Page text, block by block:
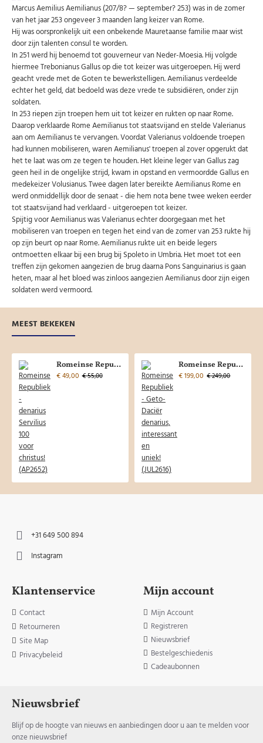
Uw
email
AANMELDEN
Uw gegevens worden niet gedeeld met derden
Niet meer opnieuw tonen.
Marcus Aemilius Aemilianus (207/8? — september? 253) was in de zomer
van het jaar 253 ongeveer 3 maanden lang keizer van Rome.
Hij was oorspronkelijk uit een onbekende Mauretaanse familie maar wist
door zijn talenten consul te worden.
In 251 werd hij benoemd tot gouverneur van Neder-Moesia. Hij volgde
hiermee Trebonianus Gallus op die tot keizer was uitgeroepen. Hij werd
geacht vrede met de Goten te bewerkstelligen. Aemilianus verdeelde
echter het geld, dat bedoeld was deze vrede te subsidiëren, onder zijn
soldaten.
In 253 riepen zijn troepen hem uit tot keizer en rukten op naar Rome.
Daarop verklaarde Rome Aemilianus tot staatsvijand en stelde Valerianus
aan om Aemilianus te vervangen. Voordat Valerianus voldoende troepen
had kunnen mobiliseren, waren Aemilianus' troepen al zover opgerukt dat
het te laat was om ze tegen te houden. Het kleine leger van Gallus zag
geen heil in de ongelijke strijd, kwam in opstand en vermoordde Gallus en
medekeizer Volusianus. Twee dagen later bereikte Aemilianus Rome en
werd onmiddellijk door de senaat - die hem nota bene twee weken eerder
tot staatsvijand had verklaard - uitgeroepen tot keizer.
Spijtig voor Aemilianus was Valerianus echter doorgegaan met het
mobiliseren van troepen en tegen het eind van de zomer van 253 rukte hij
op zijn beurt op naar Rome. Aemilianus rukte uit en beide legers
ontmoetten elkaar bij een brug bij Spoleto in Umbria. Het moet tot een
treffen zijn gekomen aangezien de brug daarna Pons Sanguinarius is gaan
heten, maar al het bloed was zinloos aangezien Aemilianus door zijn eigen
soldaten werd vermoord.
MEEST BEKEKEN
Romeinse Republiek - denarius Servilius 100 voor christus! (AP2652)
€ 49,00 € 55,00
Romeinse Republiek - Geto-Daciër denarius, interessant en uniek! (JUL2616)
€ 199,00 € 249,00
+31 649 500 894
Instagram
Klantenservice
Contact
Retourneren
Site Map
Privacybeleid
Mijn account
Mijn Account
Registreren
Nieuwsbrief
Bestelgeschiedenis
Cadeaubonnen
Nieuwsbrief
Blijf op de hoogte van nieuws en aanbiedingen door u aan te melden voor
onze nieuwsbrief